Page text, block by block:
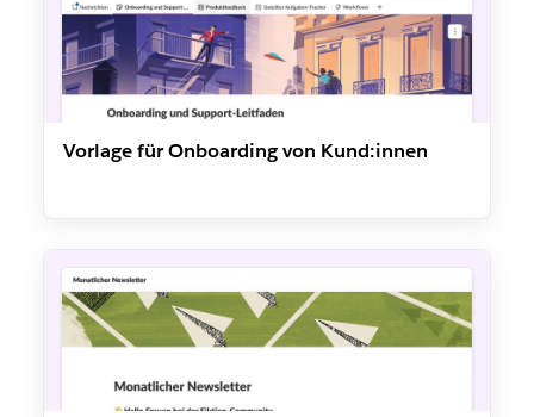
Vorlage für Onboarding von Kund:innen